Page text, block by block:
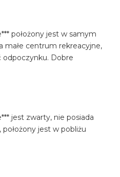
położony jest w samym
małe centrum rekreacyjne,
odpoczynku. Dobre
jest zwarty, nie posiada
jest w pobliżu